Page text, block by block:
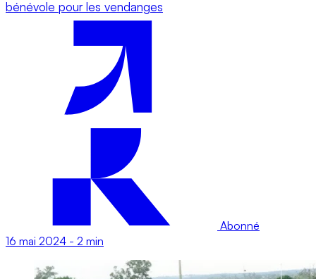
bénévole pour les vendanges
Abonné
16 mai 2024 - 2 min